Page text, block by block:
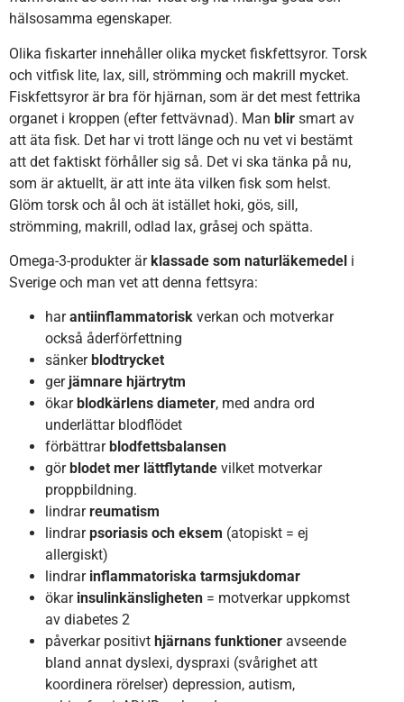
hälsosamma egenskaper.
Olika fiskarter innehåller olika mycket fiskfettsyror. Torsk
och vitfisk lite, lax, sill, strömming och makrill mycket.
Fiskfettsyror är bra för hjärnan, som är det mest fettrika
organet i kroppen (efter fettvävnad). Man blir smart av
att äta fisk. Det har vi trott länge och nu vet vi bestämt
att det faktiskt förhåller sig så. Det vi ska tänka på nu,
som är aktuellt, är att inte äta vilken fisk som helst.
Glöm torsk och ål och ät istället hoki, gös, sill,
strömming, makrill, odlad lax, gråsej och spätta.
Omega-3-produkter ärklassade som naturläkemedel i
Sverige och man vet att denna fettsyra:
harantiinflammatorisk verkan och motverkar
också åderförfettning
sänker blodtrycket
ger jämnare hjärtrytm
ökar blodkärlens diameter, med andra ord
underlättar blodflödet
förbättrar blodfettsbalansen
gör blodet mer lättflytande vilket motverkar
proppbildning.
lindrarreumatism
lindrarpsoriasis och eksem (atopiskt = ej
allergiskt)
lindrar inflammatoriska tarmsjukdomar
ökar insulinkänsligheten = motverkar uppkomst
av diabetes 2
påverkar positivt hjärnans funktioner avseende
bland annat dyslexi, dyspraxi (svårighet att
koordinera rörelser) depression, autism,